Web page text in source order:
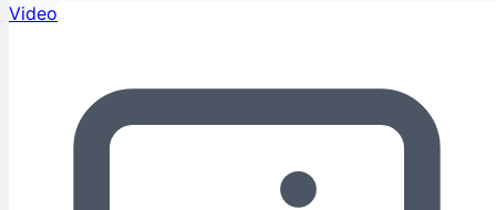
Video